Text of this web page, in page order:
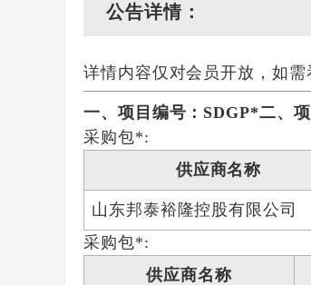
公告详情：
详情内容仅对会员开放，如
一、项目编号：SDGP*二、
采购包*:
供应商名称
山东邦泰裕隆控股有限公司
采购包*:
供应商名称